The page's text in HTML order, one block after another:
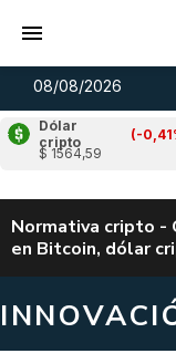
08/08/2026
Dólar
cripto
(-
$ 1564,59
Normativa cripto -
en Bitcoin, dólar